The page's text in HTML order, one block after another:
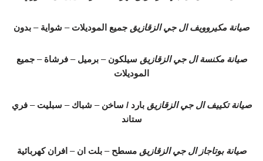
صيانة مكيروويف ال جي الزقازيق جميع الموديلات – شواية – بدون
صيانة مكنسة ال جي الزقازيق سيلكون –برميل –فرشاة –جميع
الموديلات
صيانة تكييف ال جي الزقازيق بارد / ساخن – شباك – سبليت –فري
ستاند
صيانة بوتاجاز ال جي الزقازيق مسطح –بلت ان – افران كهربائية